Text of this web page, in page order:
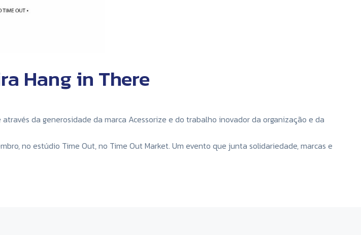
Hang in There
da generosidade da marca Acessorize e do trabalho inovador da organização e da
no estúdio Time Out, no Time Out Market. Um evento que junta solidariedade, marcas e